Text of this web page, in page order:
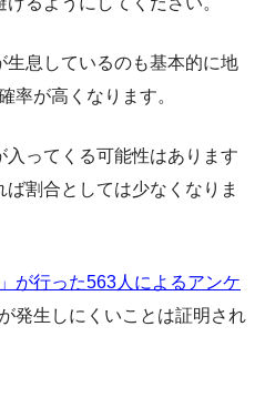
生息しているのも基本的に地
率が高くなります。
ってくる可能性はあります
割合としては少なくなりま
が行った563人によるアンケ
発生しにくいことは証明され